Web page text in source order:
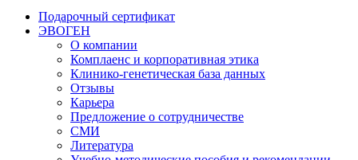
Подарочный сертификат
ЭВОГЕН
О компании
Комплаенс и корпоративная этика
Клинико-генетическая база данных
Отзывы
Карьера
Предложение о сотрудничестве
СМИ
Литература